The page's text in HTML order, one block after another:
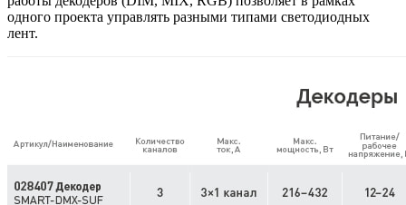
одного проекта управлять разными типами светодиодных
лент.